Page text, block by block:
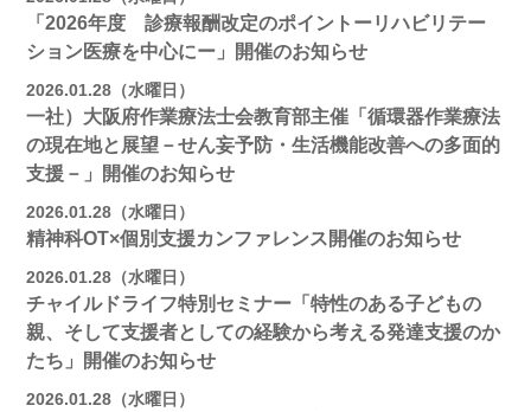
「2026年度 診療報酬改定のポイントーリハビリテー
ション医療を中心にー」開催のお知らせ
2026.01.28（水曜日）
一社）大阪府作業療法士会教育部主催「循環器作業療法
の現在地と展望－せん妄予防・生活機能改善への多面的
支援－」開催のお知らせ
2026.01.28（水曜日）
精神科OT×個別支援カンファレンス開催のお知らせ
2026.01.28（水曜日）
チャイルドライフ特別セミナー「特性のある子どもの
親、そして支援者としての経験から考える発達支援のか
たち」開催のお知らせ
2026.01.28（水曜日）